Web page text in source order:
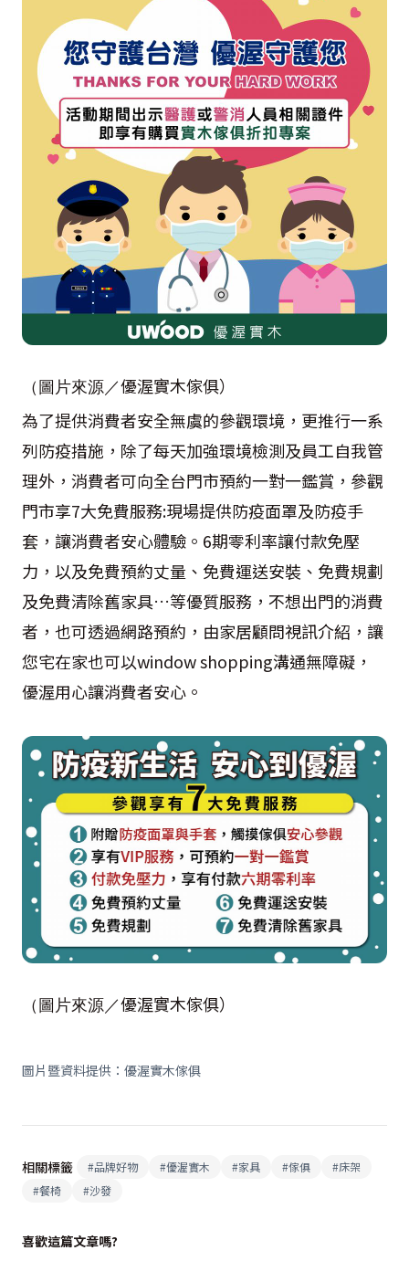
（圖片來源／優渥實木傢俱）
為了提供消費者安全無虞的參觀環境，更推行一系
列防疫措施，除了每天加強環境檢測及員工自我管
理外，消費者可向全台門市預約一對一鑑賞，參觀
門市享7大免費服務:現場提供防疫面罩及防疫手
套，讓消費者安心體驗。6期零利率讓付款免壓
力，以及免費預約丈量、免費運送安裝、免費規劃
及免費清除舊家具…等優質服務，不想出門的消費
者，也可透過網路預約，由家居顧問視訊介紹，讓
您宅在家也可以window shopping溝通無障礙，
優渥用心讓消費者安心。
（圖片來源／優渥實木傢俱）
圖片暨資料提供：優渥實木傢俱
相關標籤 #品牌好物 #優渥實木 #家具 #傢俱 #床架
#餐椅 #沙發
喜歡這篇文章嗎?